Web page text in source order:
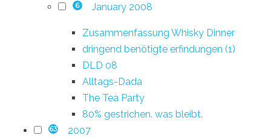
6 January 2008
Zusammenfassung Whisky Dinner
dringend benötigte erfindungen (1)
DLD 08
Alltags-Dada
The Tea Party
80% gestrichen. was bleibt.
63 2007